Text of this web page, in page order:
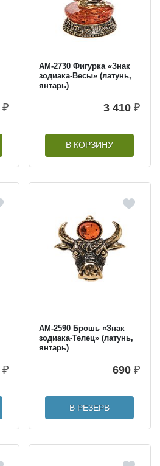
₽
AM-2730 Фигурка «Знак
зодиака-Весы» (латунь,
янтарь)
3 410 ₽
В КОРЗИНУ
₽
AM-2590 Брошь «Знак
зодиака-Телец» (латунь,
янтарь)
690 ₽
В РЕЗЕРВ